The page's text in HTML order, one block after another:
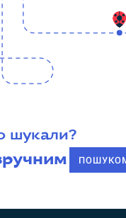
шукали?